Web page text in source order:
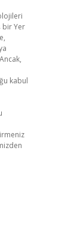
bir Yer
kabul